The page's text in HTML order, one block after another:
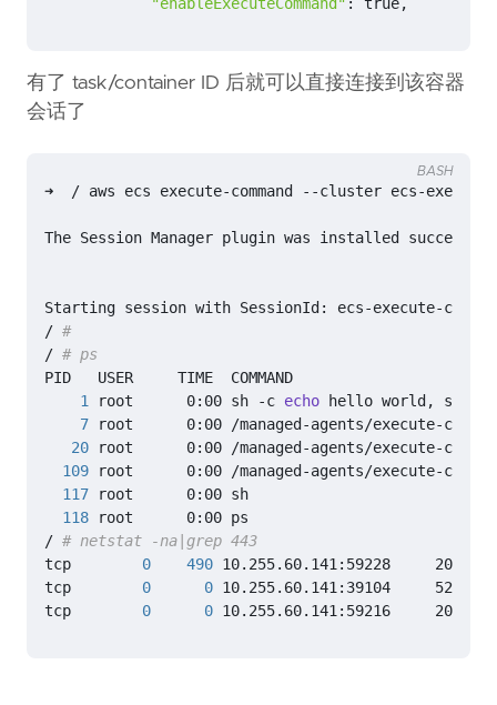
"enableExecuteCommand" : true,
有了 task/container ID 后就可以直接连接到该容器
会话了
➜  / aws ecs execute-command --cluster ecs-exec-
/ #
/ # ps
1 root      0:00 sh -c echo hello world,
7
20
109
117
118
/ # netstat -na|grep 443
tcp 0
490
tcp 0
0
tcp 0 0 10.255.60.141:59216
BASH